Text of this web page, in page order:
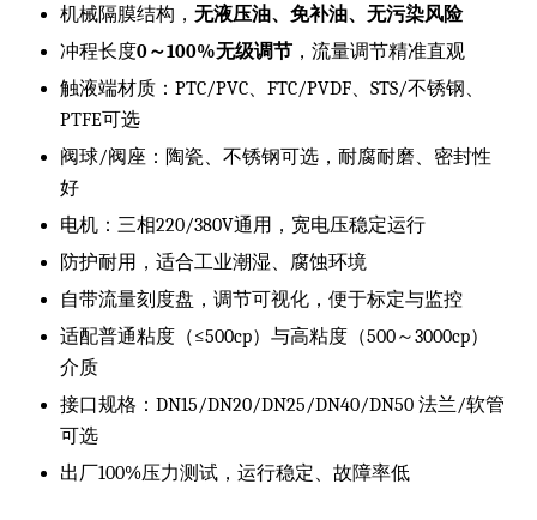
机械隔膜结构， 无液压油、免补油、无污染风险
冲程长度0～100%无级调节 ，流量调节精准直观
触液端材质：PTC/PVC、FTC/PVDF、STS/不锈钢、
PTFE可选
阀球/阀座：陶瓷、不锈钢可选，耐腐耐磨、密封性
好
电机：三相220/380V通用，宽电压稳定运行
防护耐用，适合工业潮湿、腐蚀环境
自带流量刻度盘，调节可视化，便于标定与监控
适配普通粘度（≤500cp）与高粘度（500～3000cp）
介质
接口规格：DN15/DN20/DN25/DN40/DN50 法兰/软管
可选
出厂100%压力测试，运行稳定、故障率低